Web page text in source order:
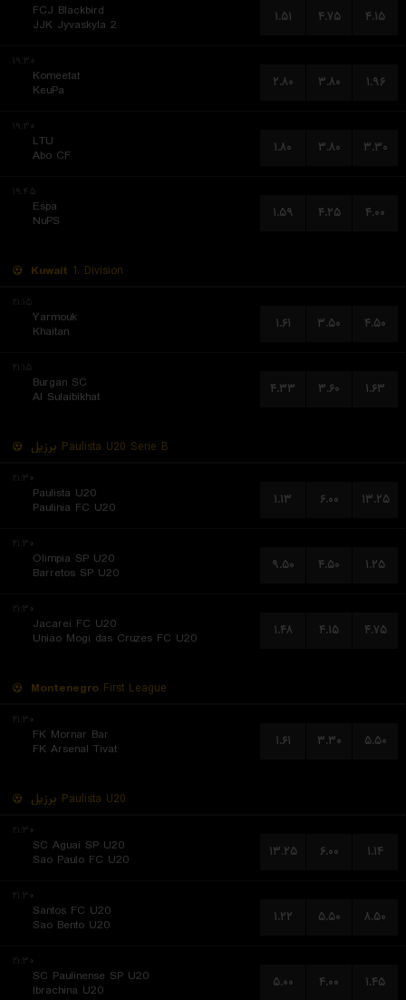
FCJ Blackbird
JJK Jyvaskyla 2
۱.۵۱ ۴.۷۵ ۴.۱۵
۱۹:۳۰
Komeetat
KeuPa
۲.۸۰ ۳.۸۰ ۱.۹۶
۱۹:۳۰
LTU
Abo CF
۱.۸۰ ۳.۸۰ ۳.۳۰
۱۹:۴۵
Espa
NuPS
۱.۵۹ ۴.۲۵ ۴.۰۰
Kuwait 1. Division
۲۱:۱۵
Yarmouk
Khaitan
۱.۶۱ ۳.۵۰ ۴.۵۰
۲۱:۱۵
Burgan SC
Al Sulaibikhat
۴.۳۳ ۳.۶۰ ۱.۶۳
برزیل Paulista U20 Serie B
۲۱:۳۰
Paulista U20
Paulinia FC U20
۱.۱۳ ۶.۰۰ ۱۳.۲۵
۲۱:۳۰
Olimpia SP U20
Barretos SP U20
۹.۵۰ ۴.۵۰ ۱.۲۵
۲۱:۳۰
Jacarei FC U20
Uniao Mogi das Cruzes FC U20
۱.۴۸ ۴.۱۵ ۴.۷۵
Montenegro First League
۲۱:۳۰
FK Mornar Bar
FK Arsenal Tivat
۱.۶۱ ۳.۳۰ ۵.۵۰
برزیل Paulista U20
۲۱:۳۰
SC Aguai SP U20
Sao Paulo FC U20
۱۳.۲۵ ۶.۰۰ ۱.۱۴
۲۱:۳۰
Santos FC U20
Sao Bento U20
۱.۲۲ ۵.۵۰ ۸.۵۰
۲۱:۳۰
SC Paulinense SP U20
Ibrachina U20
۵.۰۰ ۴.۰۰ ۱.۴۵